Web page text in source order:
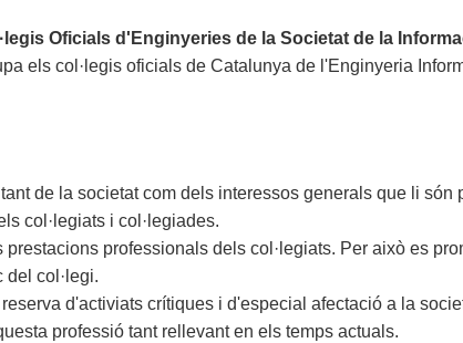
Oficials d'Enginyeries de la Societat de la
els col·legis oficials de Catalunya de l'Enginyeria
de la societat com dels interessos generals que li són
col·legiats i col·legiades.
professionals dels col·legiats. Per això es
col·legi.
d'activiats crítiques i d'especial afectació a la
professió tant rellevant en els temps actuals.